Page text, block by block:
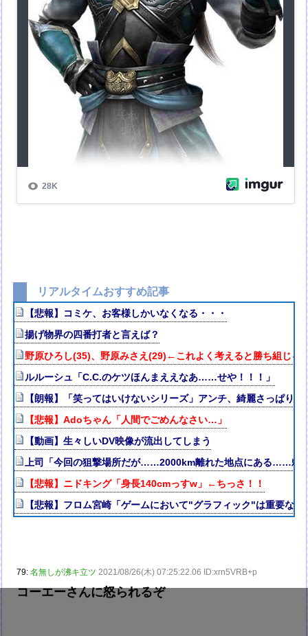
リアルタイムおすすめ記事
【悲報】コミケ、お客様しかいなくなる・・・
揚げ物界の四番打者と言えば？
野原ひろし(35)、野原みさえ(29)←これよく考えると勝ち組じゃ
ルルーシュ「C.C.のケツほんまええなあ……せや！！！」
【朗報】「笑ってはいけないシリーズ」アンチ、綺麗さっぱり消
【悲報】Adoちゃん「人間でごめんなさい…」
【動画】生々しいDV映像が流出してしまう
上司「今回の狙撃場所だが……2000km離れた地点にある……頼
【悲報】ニドキング「身長140cmっすw」←ちっさ！！
【悲報】フロム宮崎「ゲームにおいて"グラフィック"は重要な要
79:名無しが沸キ立ツ 2021/08/26(木) 07:25:22.06 ID:xrn5VRB+p
コーエーさんに怒られるぞ